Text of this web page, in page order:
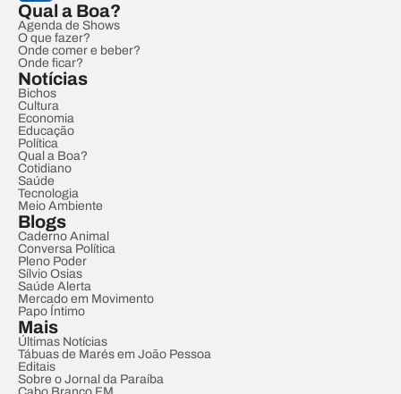
Qual a Boa?
Agenda de Shows
O que fazer?
Onde comer e beber?
Onde ficar?
Notícias
Bichos
Cultura
Economia
Educação
Política
Qual a Boa?
Cotidiano
Saúde
Tecnologia
Meio Ambiente
Blogs
Caderno Animal
Conversa Política
Pleno Poder
Sílvio Osias
Saúde Alerta
Mercado em Movimento
Papo Íntimo
Mais
Últimas Notícias
Tábuas de Marés em João Pessoa
Editais
Sobre o Jornal da Paraíba